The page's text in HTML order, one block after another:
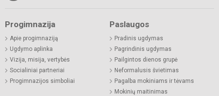
Progimnazija
Apie progimnaziją
Ugdymo aplinka
Vizija, misija, vertybės
Socialiniai partneriai
Progimnazijos simboliai
Paslaugos
Pradinis ugdymas
Pagrindinis ugdymas
Pailgintos dienos grupė
Neformalusis švietimas
Pagalba mokiniams ir tėvams
Mokinių maitinimas